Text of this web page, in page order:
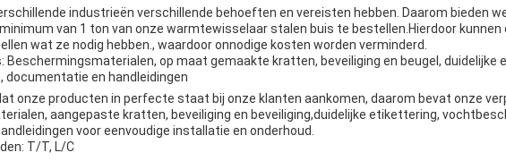
industrieën verschillende behoeften en vereisten hebben. Daarom bieden
van 1 ton van onze warmtewisselaar stalen buis te bestellen.Hierdoor kunnen
wat ze nodig hebben., waardoor onnodige kosten worden verminderd.
Beschermingsmaterialen, op maat gemaakte kratten, beveiliging en beugel, duidelijke
documentatie en handleidingen
onze producten in perfecte staat bij onze klanten aankomen, daarom bevat onze
aangepaste kratten, beveiliging en beveiliging,duidelijke etikettering,
voor eenvoudige installatie en onderhoud.
T/T, L/C